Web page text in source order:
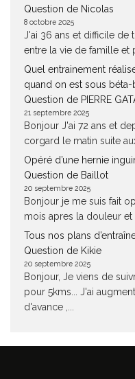
Question de Nicolas
8 octobre 2025
J'ai 36 ans et difficile de
entre la vie de famille et
Quel entrainement
quand on est sous béta-
Question de PIERRE
21 septembre 2025
Bonjour J'ai 72 ans et
corgard le matin suite
Opéré d’une hernie
Question de Baillot
20 septembre 2025
Bonjour je me suis fait
mois apres la douleur et
Tous nos plans
Question de Kikie
20 septembre 2025
Bonjour, Je viens de
pour 5kms... J'ai
d'avance ,...